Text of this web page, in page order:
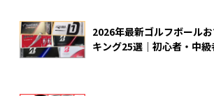
2026年最新ゴルフボール
キング25選｜初心者・中